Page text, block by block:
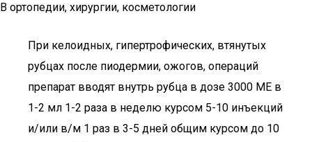
В ортопедии, хирургии, косметологии
При келоидных, гипертрофических, втянутых
рубцах после пиодермии, ожогов, операций
препарат вводят внутрь рубца в дозе 3000 МЕ в
1-2 мл 1-2 раза в неделю курсом 5-10 инъекций
и/или в/м 1 раз в 3-5 дней общим курсом до 10